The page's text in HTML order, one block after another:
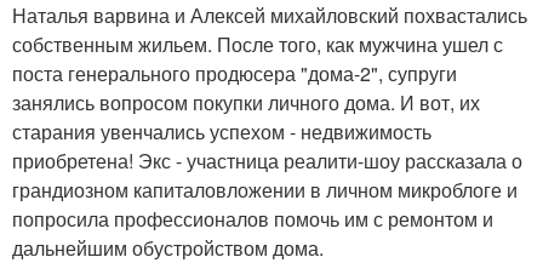
Наталья варвина и Алексей михайловский похвастались
собственным жильем. После того, как мужчина ушел с
поста генерального продюсера "дома-2", супруги
занялись вопросом покупки личного дома. И вот, их
старания увенчались успехом - недвижимость
приобретена! Экс - участница реалити-шоу рассказала о
грандиозном капиталовложении в личном микроблоге и
попросила профессионалов помочь им с ремонтом и
дальнейшим обустройством дома.